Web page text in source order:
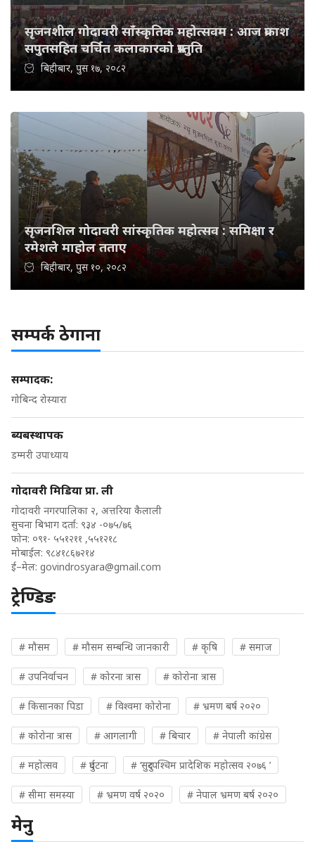
सृजनशील गोदावरी साँस्कृतिक महोत्सवम : आज प्रकाश
सपुतसहित चर्चित कलाकारको प्रस्तुति
बिहीबार, पुस १७, २०८२
सृजनशिल गोदावरी सांस्कृतिक महोत्सव : समिक्षा र
रमेशले माहोल तताए
बिहीबार, पुस १०, २०८२
सम्पर्क ठेगाना
सम्पादक:
गोबिन्द रोस्यारा
ब्यबस्थापक
डम्मरी उपाध्याय
गोदावरी मिडिया प्रा. ली
गोदावरी नगरपालिका २, अत्तरिया कैलाली
सुचना बिभाग दर्ता: ९३४ -०७५/७६
फोन: ०९१- ५५१२११ ,५५१२१८
मोबाईल: ९८४१८६७२१४
ई–मेल: govindrosyara@gmail.com
ट्रेण्डिङ
# मौसम # मौसम सम्बन्धि जानकारी # कृषि # समाज
# उपनिर्वाचन # कोरना त्रास # कोरोना त्रास
# किसानका पिडा # विश्वमा कोरोना # भ्रमण बर्ष २०२०
# कोरोना त्रास # आगलागी # बिचार # नेपाली कांग्रेस
# महोत्सव # दुर्घटना # ‘सुदुरपश्चिम प्रादेशिक महोत्सव २०७६ ’
# सीमा समस्या # भ्रमण वर्ष २०२० # नेपाल भ्रमण बर्ष २०२०
मेनु